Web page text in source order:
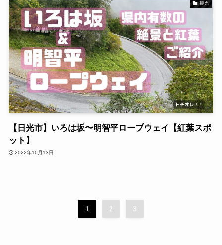
観光
【日光市】いろは坂〜明智平ロープウェイ【紅葉スポ
ット】
2022年10月13日
1 2 3